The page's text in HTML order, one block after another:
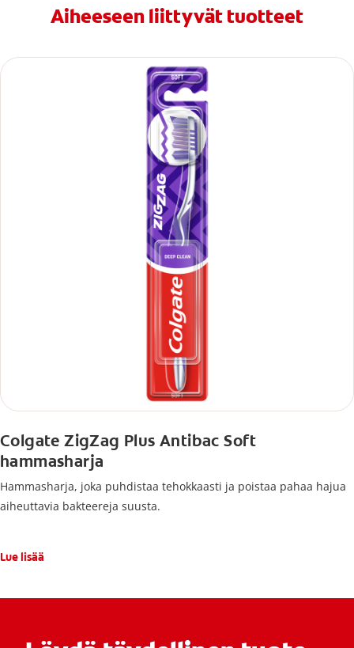
Aiheeseen liittyvät tuotteet
Colgate ZigZag Plus Antibac Soft
hammasharja
Hammasharja, joka puhdistaa tehokkaasti ja poistaa pahaa hajua
aiheuttavia bakteereja suusta.
Lue lisää